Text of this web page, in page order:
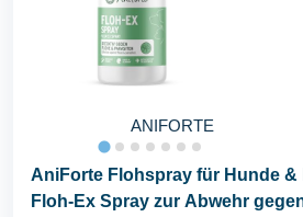
ANIFORTE
AniForte Flohspray für Hunde &
Floh-Ex Spray zur Abwehr